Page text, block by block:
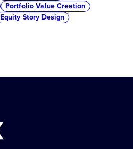
Portfolio Value Creation
Equity Story Design